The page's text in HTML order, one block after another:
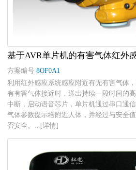
基于AVR单片机的有害气体红外
方案编号 8OF0A1
利用红外感应系统感应附近有无有害气体
有有害气体接近时，送出持续一段时间的
中断，启动语音芯片，单片机通过串口通
气体参数提示给附近人体，并经过与安全
否安全。...[详情]